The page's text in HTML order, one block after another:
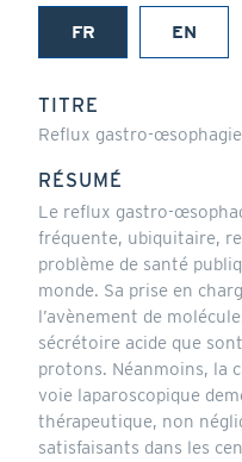
FR
(onglet
EN
TITRE
Reflux gastro-
RÉSUMÉ
Le reflux gastro-
fréquente, ubiquitaire,
problème de santé
monde. Sa prise en
l’avènement de
sécrétoire acide que
protons. Néanmoins, la
voie laparoscopique
thérapeutique, non
satisfaisants dans les